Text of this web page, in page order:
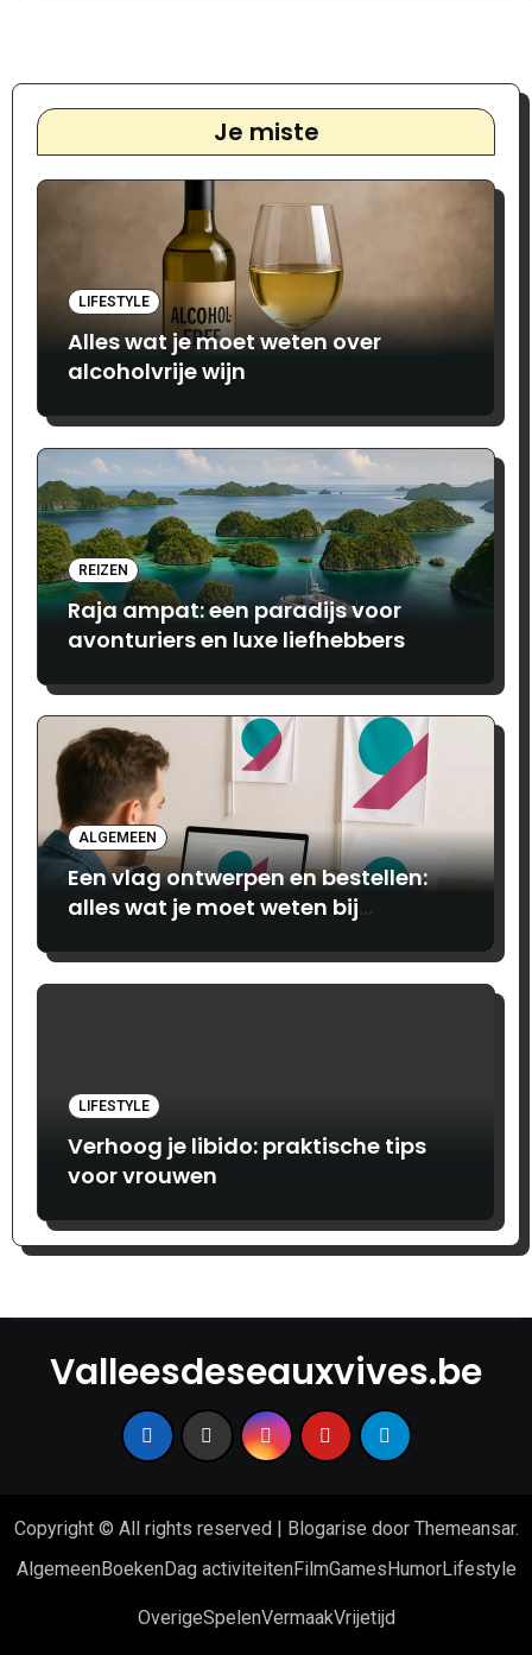
Je miste
LIFESTYLE
Alles wat je moet weten over
alcoholvrije wijn
REIZEN
Raja ampat: een paradijs voor
avonturiers en luxe liefhebbers
ALGEMEEN
Een vlag ontwerpen en bestellen:
alles wat je moet weten bij
LIFESTYLE
Verhoog je libido: praktische tips
voor vrouwen
Valleesdeseauxvives.be
Copyright © All rights reserved | Blogarise door Themeansar.
AlgemeenBoekenDag activiteitenFilmGames HumorLifestyle
OverigeSpelenVermaakVrijetijd